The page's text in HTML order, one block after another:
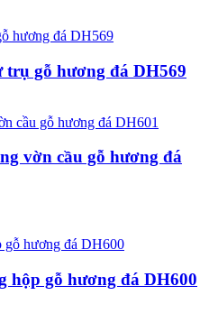
gỗ hương đá DH569
vờn cầu gỗ hương đá
hộp gỗ hương đá DH600